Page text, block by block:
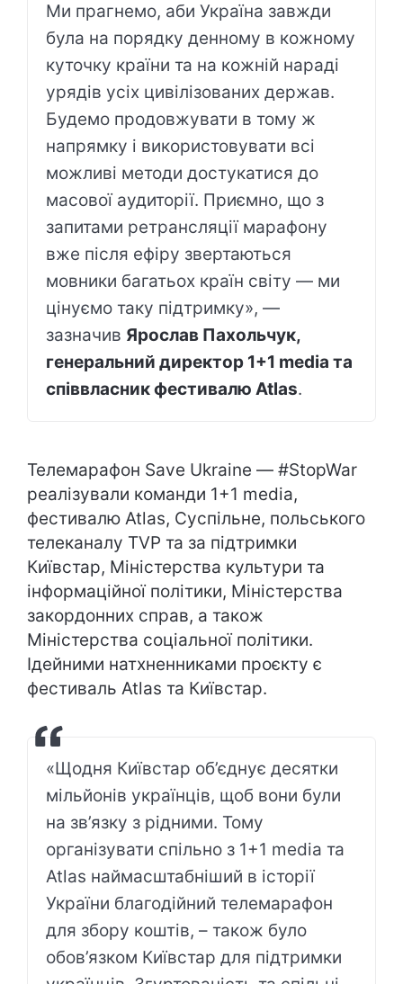
Ми прагнемо, аби Україна завжди
була на порядку денному в кожному
куточку країни та на кожній нараді
урядів усіх цивілізованих держав.
Будемо продовжувати в тому ж
напрямку і використовувати всі
можливі методи достукатися до
масової аудиторії. Приємно, що з
запитами ретрансляції марафону
вже після ефіру звертаються
мовники багатьох країн світу — ми
цінуємо таку підтримку», —
зазначив Ярослав Пахольчук,
генеральний директор 1+1 media та
співвласник фестивалю Atlas.
Телемарафон Save Ukraine — #StopWar
реалізували команди 1+1 media,
фестивалю Atlas, Суспільне, польського
телеканалу TVP та за підтримки
Київстар, Міністерства культури та
інформаційної політики, Міністерства
закордонних справ, а також
Міністерства соціальної політики.
Ідейними натхненниками проєкту є
фестиваль Atlas та Київстар.
«Щодня Київстар об’єднує десятки
мільйонів українців, щоб вони були
на зв’язку з рідними. Тому
організувати спільно з 1+1 media та
Atlas наймасштабніший в історії
України благодійний телемарафон
для збору коштів, – також було
обов’язком Київстар для підтримки